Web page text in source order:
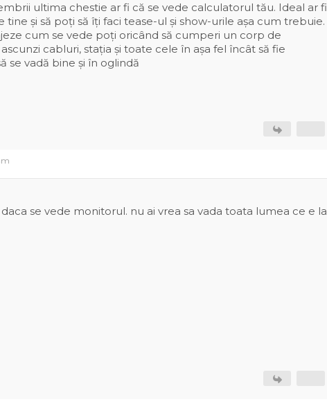
ultima chestie ar fi că se vede calculatorul tău. Ideal ar fi
tine și să poți să îți faci tease-ul și show-urile așa cum trebuie.
cum se vede poți oricând să cumperi un corp de
cabluri, stația și toate cele în așa fel încât să fie
se vadă bine și în oglindă
se vede monitorul. nu ai vrea sa vada toata lumea ce e la